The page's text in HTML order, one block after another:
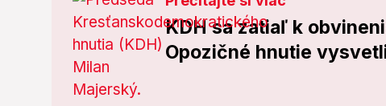
KDH sa zatiaľ k
Opozičné hnutie